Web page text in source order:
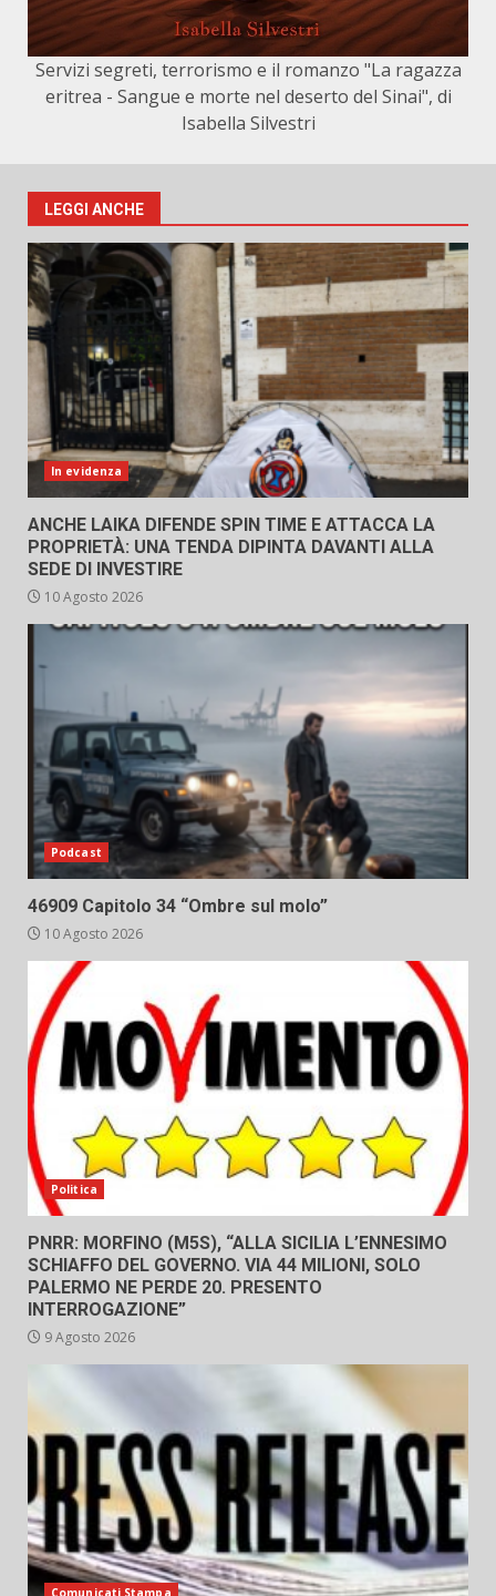
Servizi segreti, terrorismo e il romanzo "La ragazza
eritrea - Sangue e morte nel deserto del Sinai", di
Isabella Silvestri
LEGGI ANCHE
In evidenza
ANCHE LAIKA DIFENDE SPIN TIME E ATTACCA LA
PROPRIETÀ: UNA TENDA DIPINTA DAVANTI ALLA
SEDE DI INVESTIRE
10 Agosto 2026
Podcast
46909 Capitolo 34 “Ombre sul molo”
10 Agosto 2026
Politica
PNRR: MORFINO (M5S), “ALLA SICILIA L’ENNESIMO
SCHIAFFO DEL GOVERNO. VIA 44 MILIONI, SOLO
PALERMO NE PERDE 20. PRESENTO
INTERROGAZIONE”
9 Agosto 2026